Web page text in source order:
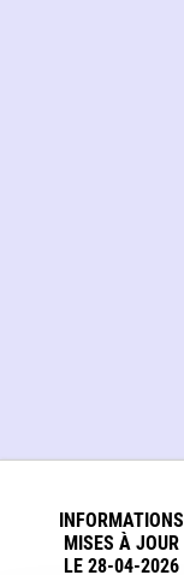
INFORMATIONS
MISES À JOUR
LE 28-04-2026